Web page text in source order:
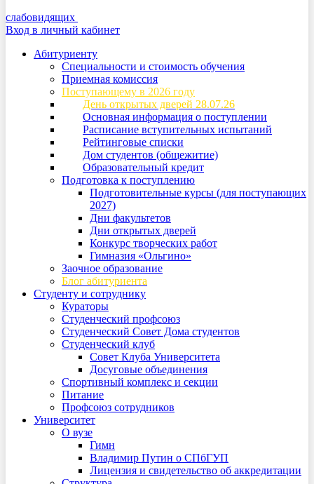
слабовидящих
Вход в личный кабинет
Абитуриенту
Специальности и стоимость обучения
Приемная комиссия
Поступающему в 2026 году
День открытых дверей 28.07.26
Основная информация о поступлении
Расписание вступительных испытаний
Рейтинговые списки
Дом студентов (общежитие)
Образовательный кредит
Подготовка к поступлению
Подготовительные курсы (для поступающих
2027)
Дни факультетов
Дни открытых дверей
Конкурс творческих работ
Гимназия «Ольгино»
Заочное образование
Блог абитуриента
Студенту и сотруднику
Кураторы
Студенческий профсоюз
Студенческий Совет Дома студентов
Студенческий клуб
Совет Клуба Университета
Досуговые объединения
Спортивный комплекс и секции
Питание
Профсоюз сотрудников
Университет
О вузе
Гимн
Владимир Путин о СПбГУП
Лицензия и свидетельство об аккредитации